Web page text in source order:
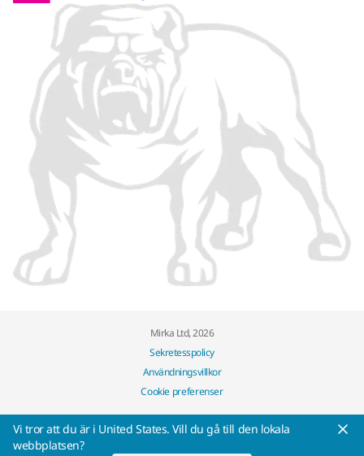
Mirka Ltd, 2026
Sekretesspolicy
Användningsvillkor
Cookie preferenser
Vi tror att du är i United States. Vill du gå till den lokala
webbplatsen?